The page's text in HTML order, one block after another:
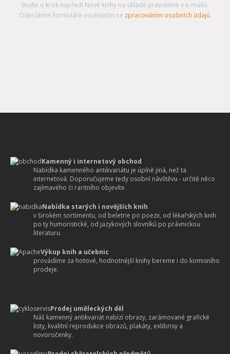
Buďte o krok napřed! Nové knihy na skladě pravidelně v e-mailu.
Odesláním formuláře souhlasím se zpracováním osobních údajů.
Kamenný i internetový obchod
Nabídka kamenného antikvariátu je úplně jiná, než ta
internetová. Doporučujeme tedy osobní návštěvu - určitě něco
zajímavého či raritního objevíte.
Nabídka starých i novějších knih
v širokém sortimentu, od beletrie po poezii, od lékařských knih
po ty humoristické, od jazykových slovníků po právnickou
literaturu.
Výkup knih a učebnic
provádíme za hotové, hodnotnější knihy bereme i do komisního
prodeje.
Prodej uměleckých děl
Náš kamenný antikvariát nabízí obrazy, zarámované grafické
listy, kvalitní reprodukce obrazů, plakáty, exlibrisy a
novoročenky.